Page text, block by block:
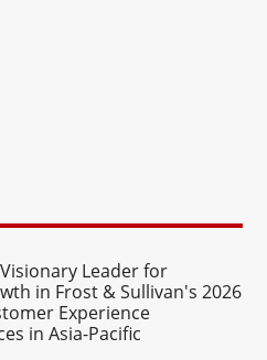
Leader for
in Frost & Sullivan's 2026
Experience
in Asia-Pacific